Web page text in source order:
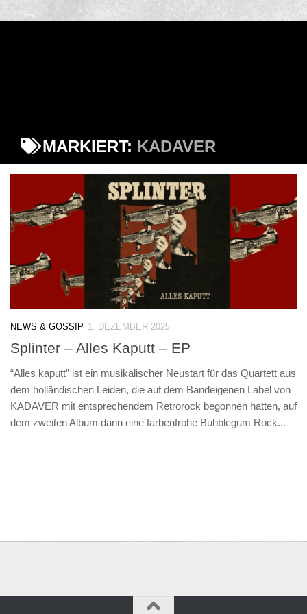
MARKIERT: KADAVER
NEWS & GOSSIP 1. DEZEMBER 2025
Splinter – Alles Kaputt – EP
“Alles kaputt” ist ein musikalischer Neustart für das Quartett aus
dem holländischen Leiden, die auf dem Bandeigenen Label von
KADAVER mit entsprechendem Retrorock begonnen hatten, auf
dem zweiten Album dann eine farbenfrohe Bubblegum Rock...